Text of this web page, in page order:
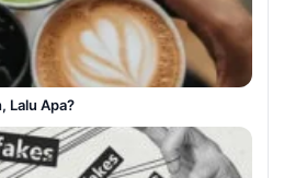
Lalu Apa?